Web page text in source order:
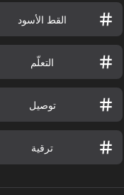
القط الأسود
التعلّم
توصيل
ترقية